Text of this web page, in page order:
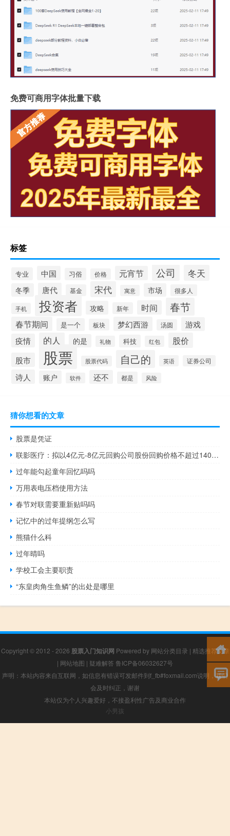
免费可商用字体批量下载
标签
专业 中国 习俗 价格 元宵节 公司 冬天
冬季 唐代 基金 宋代 寓意 市场 很多人
手机 投资者 攻略 新年 时间 春节
春节期间 是一个 板块 梦幻西游 汤圆
游戏
疫情
的人 的是 礼物 科技 红包 股价
股市 股票 股票代码 自己的 英语 证券公司
诗人 账户 软件 还不 都是 风险
猜你想看的文章
股票是凭证
联影医疗：拟以4亿元-8亿元回购公司股份回购价格不超过140元/股
过年能勾起童年回忆吗吗
万用表电压档使用方法
春节对联需要重新贴吗吗
记忆中的过年提纲怎么写
熊猫什么科
过年晴吗
学校工会主要职责
“东皇肉角生鱼鳞”的出处是哪里
Copyright © 2012 - 2026 股票入门知识网 Powered by 网站分类目录 | 精选推荐文章
| 网站地图 | 疑难解答 鲁ICP备06032627号
声明：本站内容来自互联网，如信息有错误可发邮件到f_fb#foxmail.com说明，我们
会及时纠正，谢谢
本站仅为个人兴趣爱好，不接盈利性广告及商业合作
小男孩